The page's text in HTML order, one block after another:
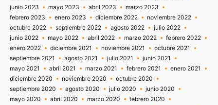
junio 2023
mayo 2023 abril 2023
marzo 2023
febrero 2023
enero 2023 diciembre 2022
noviembre 2022
octubre 2022
septiembre 2022 agosto 2022
julio 2022
junio 2022
mayo 2022 abril 2022 marzo 2022
febrero 2022
enero 2022
diciembre 2021 noviembre 2021
octubre 2021
septiembre 2021
agosto 2021 julio 2021
junio 2021
mayo 2021
abril 2021 marzo 2021 febrero 2021
enero 2021
diciembre 2020
noviembre 2020
octubre 2020
septiembre 2020
agosto 2020 julio 2020
junio 2020
mayo 2020
abril 2020 marzo 2020
febrero 2020